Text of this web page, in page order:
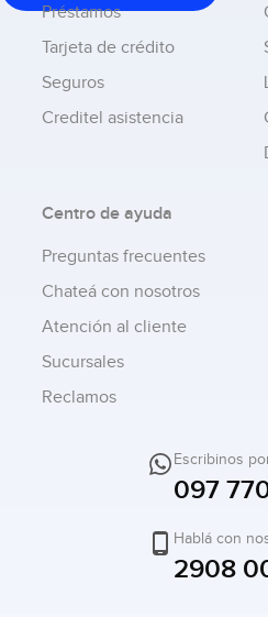
Préstamos
Tarjeta de crédito
Seguros
Creditel asistencia
Centro de ayuda
Preguntas frecuentes
Chateá con nosotros
Atención al cliente
Sucursales
Reclamos
Escribinos
097
Hablá con
2908